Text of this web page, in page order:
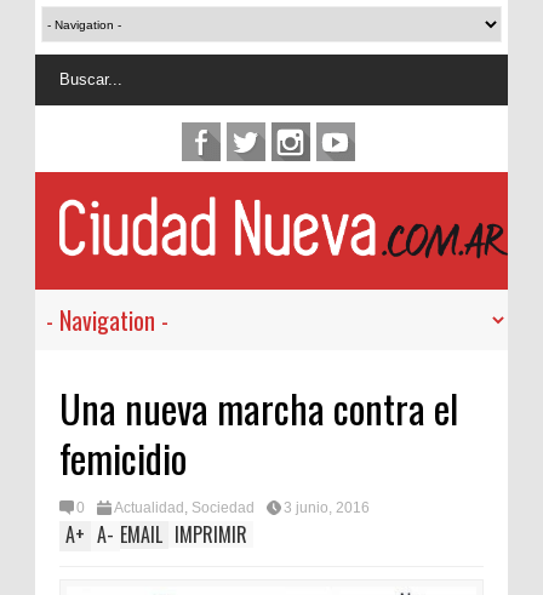
Una nueva marcha contra el
femicidio
0 Actualidad , Sociedad 3 junio, 2016
A+ A- EMAIL IMPRIMIR